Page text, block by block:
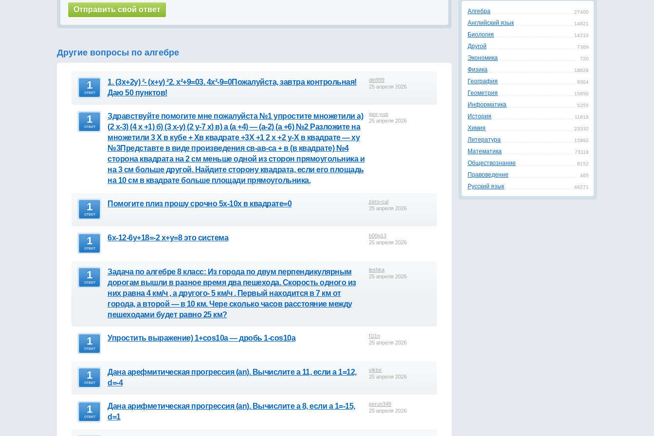
Другие вопросы по алгебре
din999
25 апреля 2026
1
ответ
1. (3x+2y) ²- (x+y) ²2. x²+9=03. 4x²-9=0Пожалуйста, завтра контрольная!
Даю 50 пунктов!
igor-yus
25 апреля 2026
1
ответ
Здравствуйте помогите мне пожалуйста №1 упростите множетили а)
(2 х-3) (4 х +1) б) (3 х-у) (2 у-7 х) в) а (а +4) — (а-2) (а +6) №2 Разложите на
множетили 3 Х в кубе + Хв квадрате +3Х +1 2 х +2 у-Х в квадрате — ху
№3Представте в виде произведения св-ав-са + в (в квадрате) №4
сторона квадрата на 2 см меньше одной из сторон прямоугольника и
на 3 см больше другой. Найдите сторону квадрата, если его площадь
на 10 см в квадрате больше площади прямоугольника.
zero-cul
25 апреля 2026
1
ответ
Помогите плиз прошу срочно 5x-10x в квадрате=0
b00g13
25 апреля 2026
1
ответ
6x-12-6y+18=-2 x+y=8 это система
leshka
25 апреля 2026
1
ответ
Задача по алгебре 8 класс: Из города по двум перпендикулярным
дорогам вышли в разное время два пешехода. Скорость одного из
них равна 4 км/ч , а другого- 5 км/ч . Первый находится в 7 км от
города, а второй — в 10 км. Чере сколько часов расстояние между
пешеходами будет равно 25 км?
f1l1n
25 апреля 2026
1
ответ
Упростить выражение) 1+cos10a — дробь 1-cos10a
viktor
25 апреля 2026
1
ответ
Дана арефмитическая прогрессия (аn). Вычислите а 11, если а 1=12,
d=-4
perun348
25 апреля 2026
1
ответ
Дана арифметическая прогрессия (аn). Вычислите а 8, если а 1=-15,
d=1
27400
Алгебра
14821
Английский язык
14216
Биология
7369
Другой
720
Экономика
18828
Физика
8304
География
15850
Геометрия
5255
Информатика
11818
История
23332
Химия
15992
Литература
73118
Математика
8152
Обществознание
465
Правоведение
46271
Русский язык